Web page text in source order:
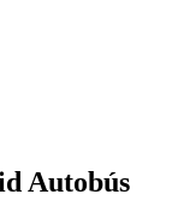
Autobús